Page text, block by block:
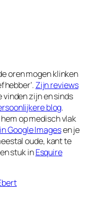
oren mogen klinken
Zijn reviews
vinden zijn en sinds
blog.
op medisch vlak
in Google Imagesen je
oude, kant te
stuk inEsquire